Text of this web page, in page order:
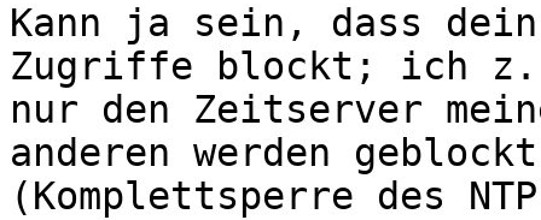
Kann ja sein, dass
Zugriffe blockt; ich
nur den Zeitserver
anderen werden geblockt
(Komplettsperre des